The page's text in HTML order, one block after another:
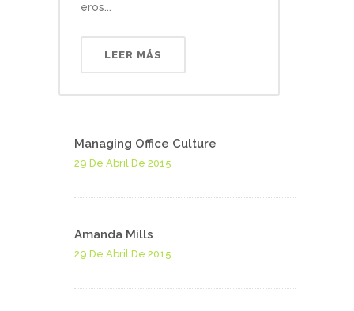
eros...
LEER MÁS
Managing Office Culture
29 De Abril De 2015
Amanda Mills
29 De Abril De 2015